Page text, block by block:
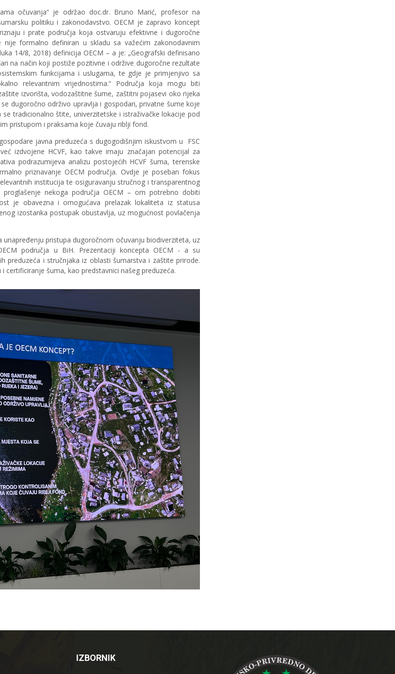
očuvanja“ je održao doc.dr. Bruno Marić, profesor na
politiku i zakonodavstvo. OECM je zapravo koncept
i prate područja koja ostvaruju efektivne i dugoročne
formalno definiran u skladu sa važećim zakonodavnim
14/8, 2018) definicija OECM – a je: „Geografski definisano
na način koji postiže pozitivne i održive dugoročne rezultate
funkcijama i uslugama, te gdje je primjenjivo sa
relevantnim vrijednostima.“ Područja koja mogu biti
izvorišta, vodozaštitne šume, zaštitni pojasevi oko rijeka
dugoročno održivo upravlja i gospodari, privatne šume koje
tradicionalno štite, univerzitetske i istraživačke lokacije pod
pristupom i praksama koje čuvaju riblji fond.
javna preduzeća s dugogodišnjim iskustvom u FSC
izdvojene HCVF, kao takve imaju značajan potencijal za
podrazumijeva analizu postojećih HCVF šuma, terenske
priznavanje OECM područja. Ovdje je poseban fokus
institucija te osiguravanju stručnog i transparentnog
nekoga područja OECM – om potrebno dobiti
je obavezna i omogućava prelazak lokaliteta iz statusa
izostanka postupak obustavlja, uz mogućnost povlačenja
pristupa dugoročnom očuvanju biodiverziteta, uz
područja u BiH. Prezentaciji koncepta OECM - a su
preduzeća i stručnjaka iz oblasti šumarstva i zaštite prirode.
certificiranje šuma, kao predstavnici našeg preduzeća.
IZBORNIK